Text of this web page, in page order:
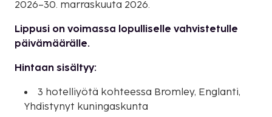
2026–30. marraskuuta 2026.
Lippusi on voimassa lopulliselle vahvistetulle
päivämäärälle.
Hintaan sisältyy:
3 hotelliyötä kohteessa Bromley, Englanti,
Yhdistynyt kuningaskunta